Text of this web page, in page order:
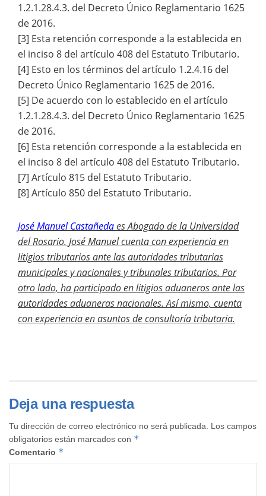
1.2.1.28.4.3. del Decreto Único Reglamentario 1625
de 2016.
[3] Esta retención corresponde a la establecida en
el inciso 8 del artículo 408 del Estatuto Tributario.
[4] Esto en los términos del artículo 1.2.4.16 del
Decreto Único Reglamentario 1625 de 2016.
[5] De acuerdo con lo establecido en el artículo
1.2.1.28.4.3. del Decreto Único Reglamentario 1625
de 2016.
[6] Esta retención corresponde a la establecida en
el inciso 8 del artículo 408 del Estatuto Tributario.
[7] Artículo 815 del Estatuto Tributario.
[8] Artículo 850 del Estatuto Tributario.
José Manuel Castañedaes Abogado de la Universidad
del Rosario. José Manuel cuenta con experiencia en
litigios tributarios ante las autoridades tributarias
municipales y nacionales y tribunales tributarios. Por
otro lado, ha participado en litigios aduaneros ante las
autoridades aduaneras nacionales. Así mismo, cuenta
con experiencia en asuntos de consultoría tributaria.
Deja una respuesta
Tu dirección de correo electrónico no será publicada.
Los campos
obligatorios están marcados con *
Comentario *